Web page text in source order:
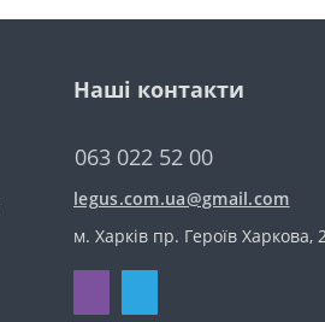
Наші контакти
063 022 52 00
legus.com.ua@gmail.com
м. Харків пр. Героїв Харкова,